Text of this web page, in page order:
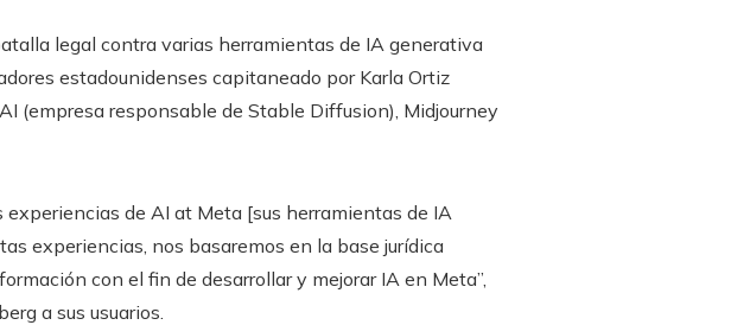
legal contra varias herramientas de IA generativa
estadounidenses capitaneado por Karla Ortiz
(empresa responsable de Stable Diffusion), Midjourney
de AI at Meta [sus herramientas de IA
experiencias, nos basaremos en la base jurídica
con el fin de desarrollar y mejorar IA en Meta”,
a sus usuarios.